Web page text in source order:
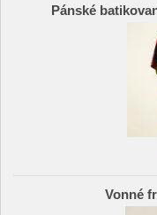
Pánské
Vonné